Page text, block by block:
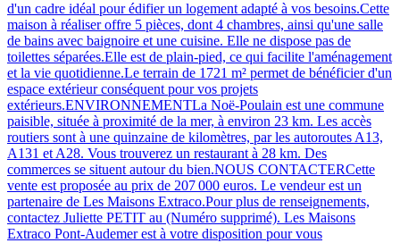
d'un cadre idéal pour édifier un logement adapté à vos besoins.Cette
maison à réaliser offre 5 pièces, dont 4 chambres, ainsi qu'une salle
de bains avec baignoire et une cuisine. Elle ne dispose pas de
toilettes séparées.Elle est de plain-pied, ce qui facilite l'aménagement
et la vie quotidienne.Le terrain de 1721 m² permet de bénéficier d'un
espace extérieur conséquent pour vos projets
extérieurs.ENVIRONNEMENTLa Noë-Poulain est une commune
paisible, située à proximité de la mer, à environ 23 km. Les accès
routiers sont à une quinzaine de kilomètres, par les autoroutes A13,
A131 et A28. Vous trouverez un restaurant à 28 km. Des
commerces se situent autour du bien.NOUS CONTACTERCette
vente est proposée au prix de 207 000 euros. Le vendeur est un
partenaire de Les Maisons Extraco.Pour plus de renseignements,
contactez Juliette PETIT au (Numéro supprimé). Les Maisons
Extraco Pont-Audemer est à votre disposition pour vous